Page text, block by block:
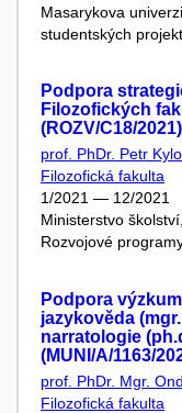
Masarykova
studentských
Podpora
Filozofických
(ROZV/C18/2021)
prof. PhDr. Petr
Filozofická fakulta
1/2021 — 12/2021
Ministerstvo
Rozvojové
Podpora
jazykověda
narratologie
(MUNI/A/1163/
prof. PhDr. Mgr.
Filozofická fakulta